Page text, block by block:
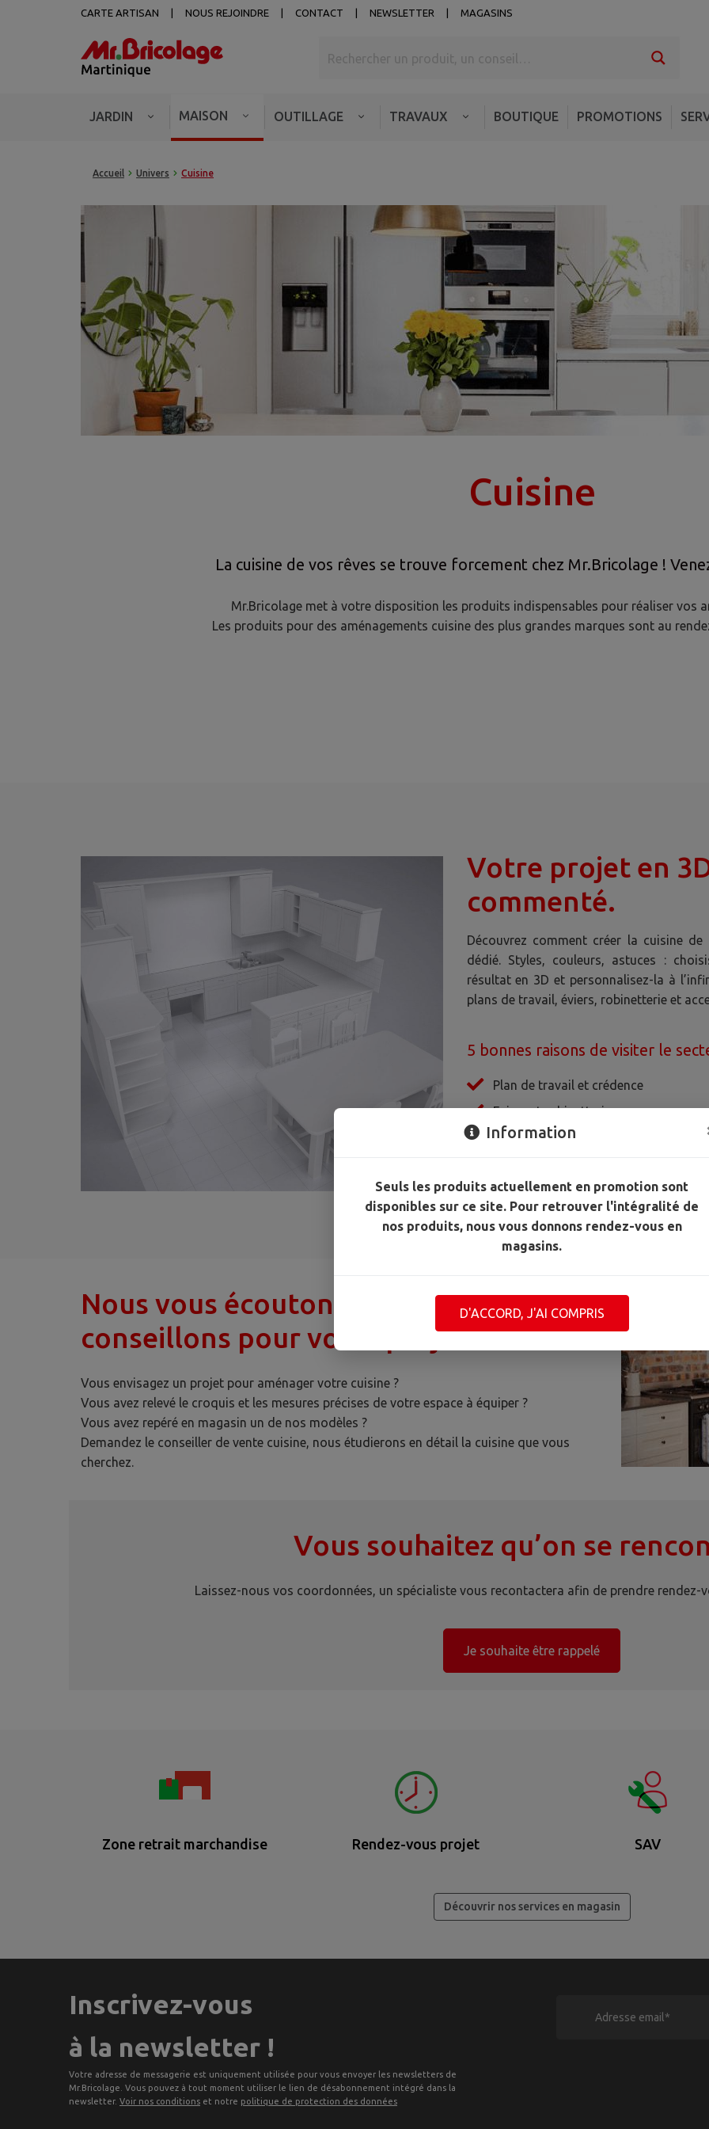
CARTE ARTISAN NOUS REJOINDRE CONTACT NEWSLETTER MAGASINS
JARDIN MAISON OUTILLAGE TRAVAUX BOUTIQUE PROMOTIONS
Accueil Univers Cuisine
Veuillez retrouver tous ce qu'il
Cuisine
La cuisine de vos rêves se trouve forcement chez Mr.Bricolage !
Mr.Bricolage met à votre disposition les produits indispensables pour réaliser vos
Les produits pour des aménagements cuisine des plus grandes marques sont au
Votre projet en
commenté.
Découvrez comment créer la cuisine
dédié. Styles, couleurs, astuces :
résultat en 3D et personnalisez-la à
plans de travail, éviers, robinetterie et
5 bonnes raisons de visiter le
Plan de travail et crédence
Eviers et robinetterie
Meubles et accessoires de cuisine
Luminaires de cuisine et changement
Nous vous écoutons et vous
conseillons pour votre projet.
Vous envisagez un projet pour aménager votre cuisine ?
Vous avez relevé le croquis et les mesures précises de votre espace à équiper ?
Vous avez repéré en magasin un de nos modèles ?
Demandez le conseiller de vente cuisine, nous étudierons en détail la cuisine que vous
cherchez.
Vous souhaitez qu’on se
Laissez-nous vos coordonnées, un spécialiste vous recontactera afin de prendre rendez-
Je souhaite être rappelé
Zone retrait marchandise Rendez-vous projet SAV
Découvrir nos services en magasin
Inscrivez-vous
à la newsletter !
Votre adresse de messagerie est uniquement utilisée pour vous envoyer les newsletters de
Mr.Bricolage. Vous pouvez à tout moment utiliser le lien de désabonnement intégré dans la
newsletter. Voir nos conditions et notre politique de protection des données
Information
Seuls les produits actuellement en promotion sont
disponibles sur ce site. Pour retrouver l'intégralité de
nos produits, nous vous donnons rendez-vous en
magasins.
D'ACCORD, J'AI COMPRIS